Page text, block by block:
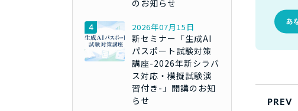
PREV
のお知らせ
2026年07月15日
新セミナー「生成AI
パスポート試験対策
講座-2026年新シラバ
ス対応・模擬試験演
習付き-」開講のお知
らせ